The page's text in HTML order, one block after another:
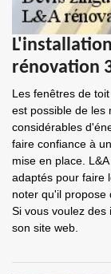
rénovation
Les fenêtres de
est possible de les
considérables
faire confiance à
mise en place.
adaptés pour faire
noter qu'il propose
Si vous voulez des
son site web.